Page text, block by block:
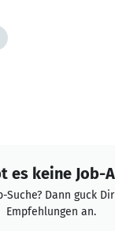
es keine Job-
Suche? Dann guck
Empfehlungen an.